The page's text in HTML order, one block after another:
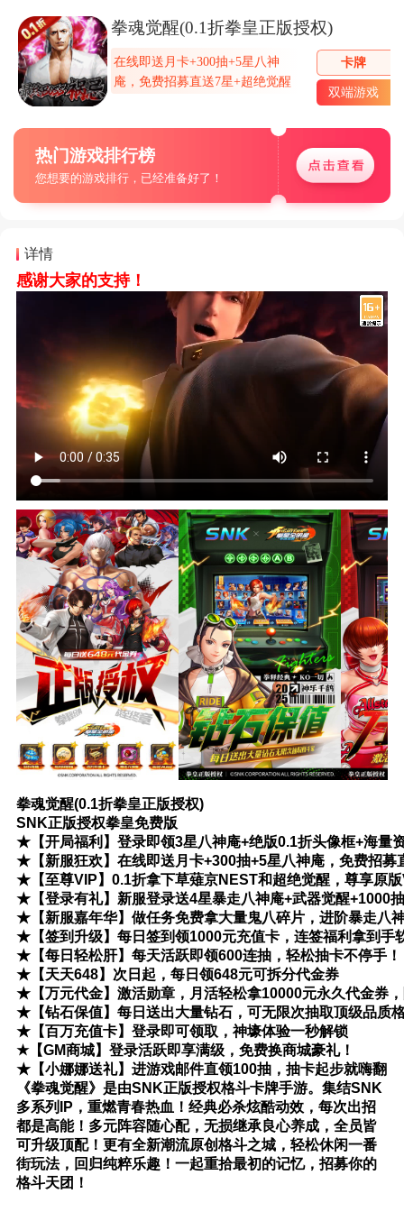
拳魂觉醒(0.1折拳皇正版授权)
在线即送月卡+300抽+5星八神
庵，免费招募直送7星+超绝觉醒
卡牌
双端游戏
热门游戏排行榜
您想要的游戏排行，已经准备好了！
详情
感谢大家的支持！
拳魂觉醒(0.1折拳皇正版授权)
SNK正版授权拳皇免费版
★【开局福利】登录即领3星八神庵+绝版0.1折头像框+海量
★【新服狂欢】在线即送月卡+300抽+5星八神庵，免费招募
★【至尊VIP】0.1折拿下草薙京NEST和超绝觉醒，尊享原
★【登录有礼】新服登录送4星暴走八神庵+武器觉醒+1000
★【新服嘉年华】做任务免费拿大量鬼八碎片，进阶暴走八
★【签到升级】每日签到领1000元充值卡，连签福利拿到手
★【每日轻松肝】每天活跃即领600连抽，轻松抽卡不停手！
★【天天648】次日起，每日领648元可拆分代金券
★【万元代金】激活勋章，月活轻松拿10000元永久代金券
★【钻石保值】每日送出大量钻石，可无限次抽取顶级品质
★【百万充值卡】登录即可领取，神壕体验一秒解锁
★【GM商城】登录活跃即享满级，免费换商城豪礼！
★【小娜娜送礼】进游戏邮件直领100抽，抽卡起步就嗨翻
《拳魂觉醒》是由SNK正版授权格斗卡牌手游。集结SNK
多系列IP，重燃青春热血！经典必杀炫酷动效，每次出招
都是高能！多元阵容随心配，无损继承良心养成，全员皆
可升级顶配！更有全新潮流原创格斗之城，轻松休闲一番
街玩法，回归纯粹乐趣！一起重拾最初的记忆，招募你的
格斗天团！